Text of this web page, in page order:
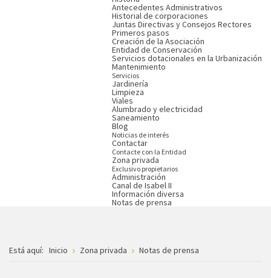
Antecedentes Administrativos
Historial de corporaciones
Juntas Directivas y Consejos Rectores
Primeros pasos
Creación de la Asociación
Entidad de Conservación
Servicios dotacionales en la Urbanización
Mantenimiento
Servicios
Jardinería
Limpieza
Viales
Alumbrado y electricidad
Saneamiento
Blog
Noticias de interés
Contactar
Contacte con la Entidad
Zona privada
Exclusivo propietarios
Administración
Canal de Isabel II
Información diversa
Notas de prensa
Está aquí: Inicio Zona privada Notas de prensa